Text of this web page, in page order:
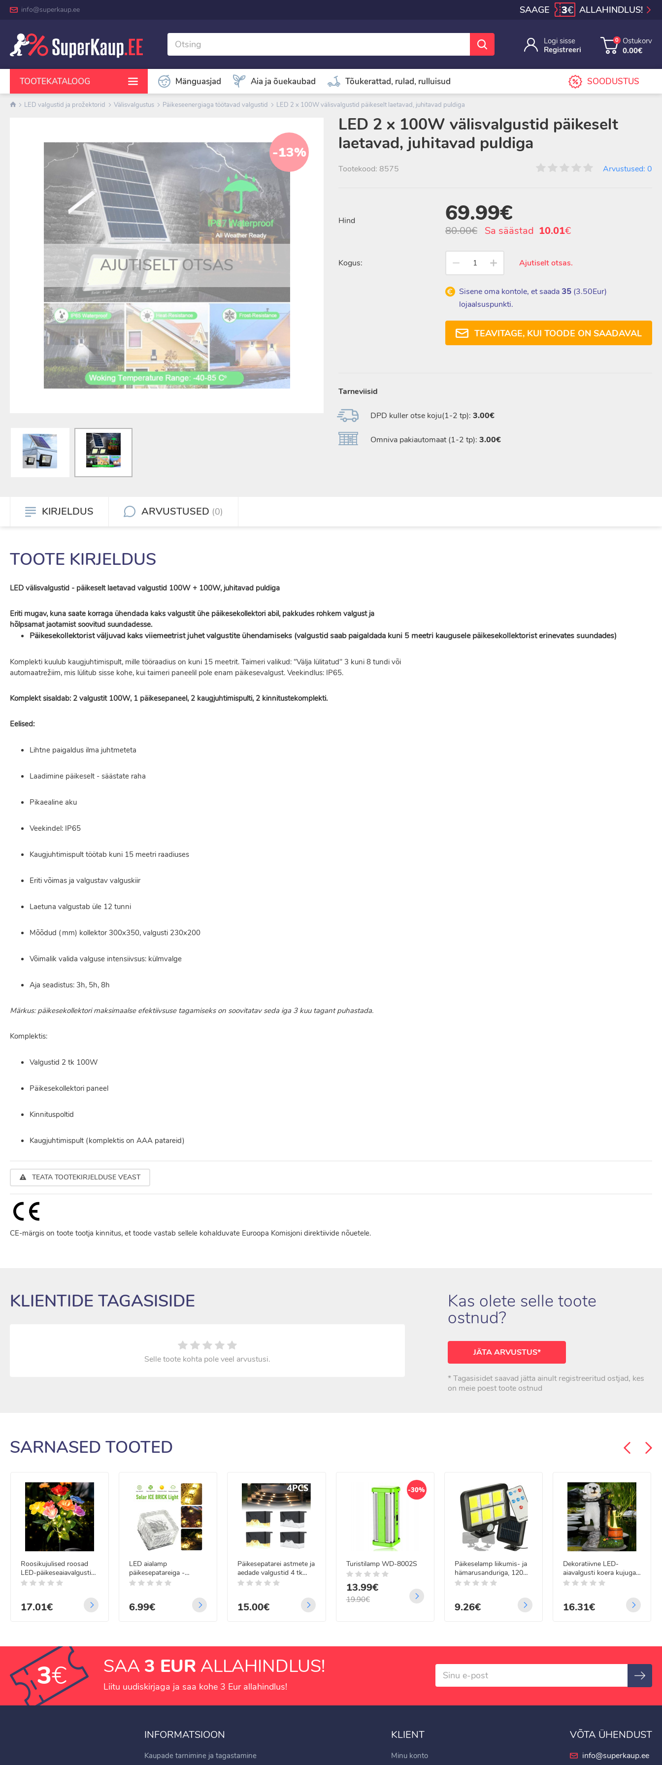
info@superkaup.ee SAAGE 3€ ALLAHINDLUS!
Logi sisse
Registreeri
0
Ostukorv
0.00€
TOOTEKATALOOG Mänguasjad Aia ja õuekaubad Tõukerattad, rulad, rulluisud SOODUSTUS
LED valgustid ja prožektorid Välisvalgustus Päikeseenergiaga töötavad valgustid LED 2 x 100W välisvalgustid päikeselt laetavad, juhitavad puldiga
-13%
AJUTISELT OTSAS
LED 2 x 100W välisvalgustid päikeselt
laetavad, juhitavad puldiga
Tootekood: 8575 Arvustused: 0
Hind 69.99€
80.00€ Sa säästad 10.01€
Kogus: Ajutiselt otsas.
Sisene oma kontole, et saada 35 (3.50Eur)
lojaalsuspunkti.
TEAVITAGE, KUI TOODE ON SAADAVAL
Tarneviisid
DPD kuller otse koju(1-2 tp): 3.00€
Omniva pakiautomaat (1-2 tp): 3.00€
KIRJELDUS ARVUSTUSED (0)
TOOTE KIRJELDUS
LED välisvalgustid - päikeselt laetavad valgustid 100W + 100W, juhitavad puldiga
Eriti mugav, kuna saate korraga ühendada kaks valgustit ühe päikesekollektori abil, pakkudes rohkem valgust ja
hõlpsamat jaotamist soovitud suundadesse.
Päikesekollektorist väljuvad kaks viiemeetrist juhet valgustite ühendamiseks (valgustid saab paigaldada kuni 5 meetri kaugusele päikesekollektorist erinevates suundades)
Komplekti kuulub kaugjuhtimispult, mille tööraadius on kuni 15 meetrit. Taimeri valikud: "Välja lülitatud" 3 kuni 8 tundi või
automaatrežiim, mis lülitub sisse kohe, kui taimeri paneelil pole enam päikesevalgust. Veekindlus: IP65.
Komplekt sisaldab: 2 valgustit 100W, 1 päikesepaneel, 2 kaugjuhtimispulti, 2 kinnitustekomplekti.
Eelised:
Lihtne paigaldus ilma juhtmeteta
Laadimine päikeselt - säästate raha
Pikaealine aku
Veekindel: IP65
Kaugjuhtimispult töötab kuni 15 meetri raadiuses
Eriti võimas ja valgustav valguskiir
Laetuna valgustab üle 12 tunni
Mõõdud (mm) kollektor 300x350, valgusti 230x200
Võimalik valida valguse intensiivsus: külmvalge
Aja seadistus: 3h, 5h, 8h
Märkus: päikesekollektori maksimaalse efektiivsuse tagamiseks on soovitatav seda iga 3 kuu tagant puhastada.
Komplektis:
Valgustid 2 tk 100W
Päikesekollektori paneel
Kinnituspoltid
Kaugjuhtimispult (komplektis on AAA patareid)
TEATA TOOTEKIRJELDUSE VEAST
CE-märgis on toote tootja kinnitus, et toode vastab sellele kohalduvate Euroopa Komisjoni direktiivide nõuetele.
KLIENTIDE TAGASISIDE
Selle toote kohta pole veel arvustusi.
Kas olete selle toote
ostnud?
JÄTA ARVUSTUS*
* Tagasisidet saavad jätta ainult registreeritud ostjad, kes
on meie poest toote ostnud
SARNASED TOOTED
Roosikujulised roosad
LED-päikeseaiavalgustid
maasse torgatava
17.01€
LED aialamp
päikesepatareiga -
jääkuubiku imitatsioon,
6.99€
Päikesepatarei astmete ja
aedade valgustid 4 tk
DECK LIGHTS
15.00€
-30%
Turistilamp WD-8002S
13.99€
19.90€
Päikeselamp liikumis- ja
hämarusanduriga, 120
LED
9.26€
Dekoratiivne LED-
aiavalgusti koera kujuga
– päikeselamp
16.31€
3€ SAA 3 EUR ALLAHINDLUS!
Liitu uudiskirjaga ja saa kohe 3 Eur allahindlus!
INFORMATSIOON
Kaupade tarnimine ja tagastamine
KLIENT
Minu konto
VÕTA ÜHENDUST
info@superkaup.ee